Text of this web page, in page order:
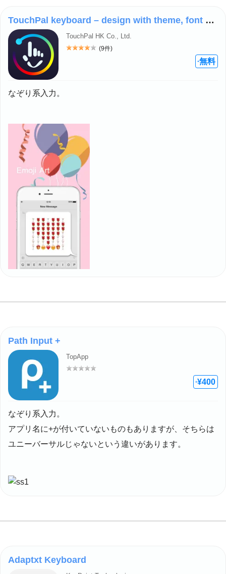
TouchPal keyboard – design with theme, font and emoji
TouchPal HK Co., Ltd.
評価: 4
(9件)
+無料
なぞり系入力。
Path Input +
TopApp
+¥400
なぞり系入力。
アプリ名に+が付いていないものもありますが、そちらは
ユニーバーサルじゃないという違いがあります。
Adaptxt Keyboard